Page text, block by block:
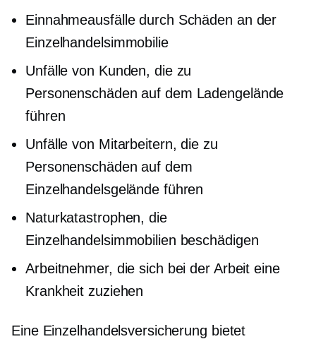
Einnahmeausfälle durch Schäden an der
Einzelhandelsimmobilie
Unfälle von Kunden, die zu
Personenschäden auf dem Ladengelände
führen
Unfälle von Mitarbeitern, die zu
Personenschäden auf dem
Einzelhandelsgelände führen
Naturkatastrophen, die
Einzelhandelsimmobilien beschädigen
Arbeitnehmer, die sich bei der Arbeit eine
Krankheit zuziehen
Eine Einzelhandelsversicherung bietet